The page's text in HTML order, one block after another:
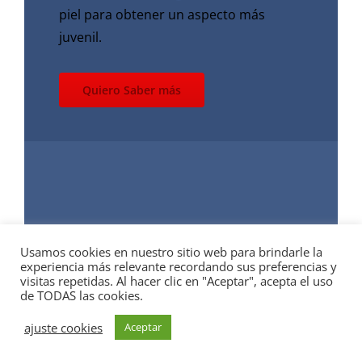
piel para obtener un aspecto más
juvenil.
Quiero Saber más
CUIDADO
Usamos cookies en nuestro sitio web para brindarle la
experiencia más relevante recordando sus preferencias y
visitas repetidas. Al hacer clic en "Aceptar", acepta el uso
de TODAS las cookies.
ajuste cookies
Aceptar